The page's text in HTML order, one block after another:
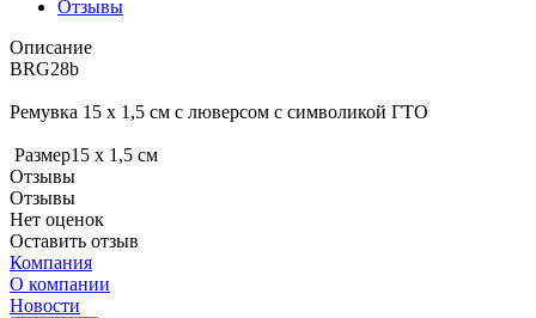
Отзывы
Описание
BRG28b
Ремувка 15 х 1,5 см с люверсом с символикой ГТО
Размер15 х 1,5 см
Отзывы
Отзывы
Нет оценок
Оставить отзыв
Компания
О компании
Новости